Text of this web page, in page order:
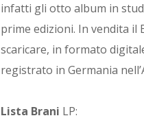
infatti gli otto album in
prime edizioni. In vendita il
scaricare, in formato
registrato in Germania
Lista Brani LP: